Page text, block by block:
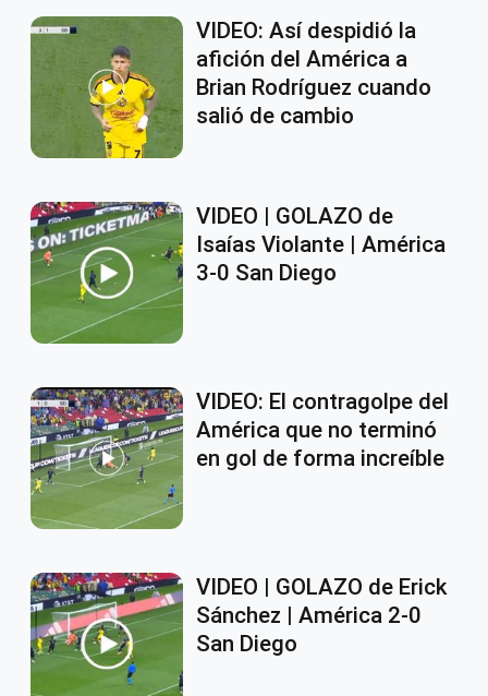
VIDEO: Así despidió la
afición del América a
Brian Rodríguez cuando
salió de cambio
VIDEO | GOLAZO de
Isaías Violante | América
3-0 San Diego
VIDEO: El contragolpe del
América que no terminó
en gol de forma increíble
VIDEO | GOLAZO de Erick
Sánchez | América 2-0
San Diego